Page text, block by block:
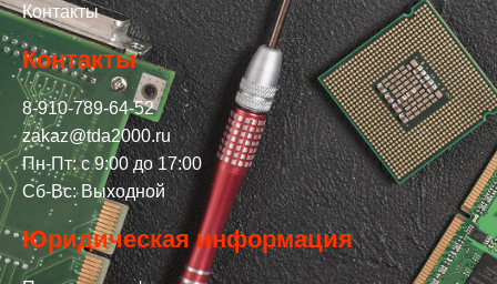
Контакты
Контакты
8-910-789-64-52
zakaz@tda2000.ru
Пн-Пт: с 9:00 до 17:00
Сб-Вс: Выходной
Юридическая информация